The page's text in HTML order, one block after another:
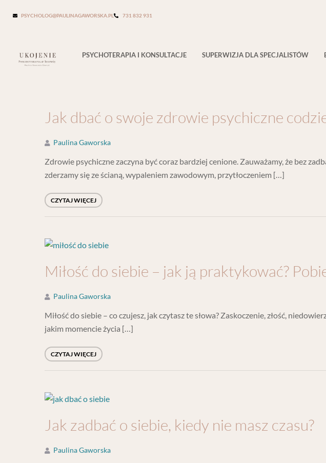
PSYCHOLOG@PAULINAGAWORSKA.PL 731 832 931
PSYCHOTERAPIA I KONSULTACJE SUPERWIZJA DLA SPECJALISTÓW
Tag:dbam o siebie
Jak dbać o swoje zdrowie psychiczne
Paulina Gaworska
Zdrowie psychiczne zaczyna być coraz bardziej cenione. Zauważamy, że bez
zderzamy się ze ścianą, wypaleniem zawodowym, przytłoczeniem […]
CZYTAJ WIĘCEJ
Miłość do siebie – jak ją praktykować?
Paulina Gaworska
Miłość do siebie – co czujesz, jak czytasz te słowa? Zaskoczenie, złość,
jakim momencie życia […]
CZYTAJ WIĘCEJ
Jak zadbać o siebie, kiedy nie masz czasu?
Paulina Gaworska